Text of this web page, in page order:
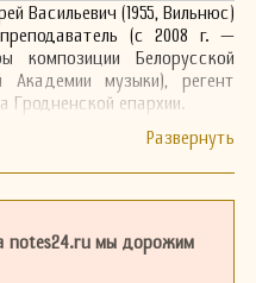
Васильевич (1955, Вильнюс)
(с 2008 г. —
композиции Белорусской
Академии музыки), регент
Гродненской епархии.
notes24.ru мы дорожим